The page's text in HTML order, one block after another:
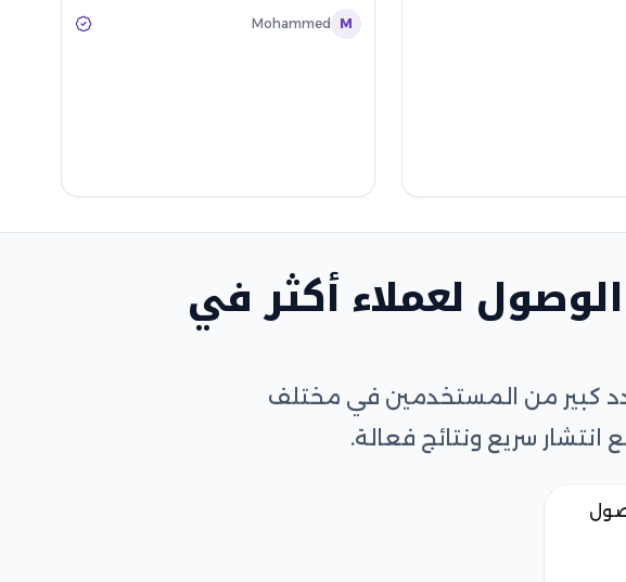
M
Mohammed
لعملاء أكثر في
كبير من المستخدمين في مختلف
انتشار سريع ونتائج فعالة.